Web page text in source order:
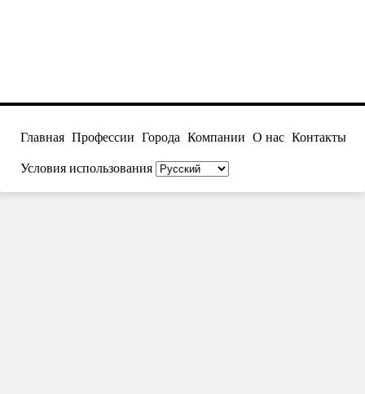
Главная Профессии Города Компании О нас Контакты
Условия использования